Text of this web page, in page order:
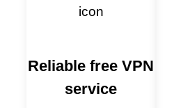
Reliable free VPN
service